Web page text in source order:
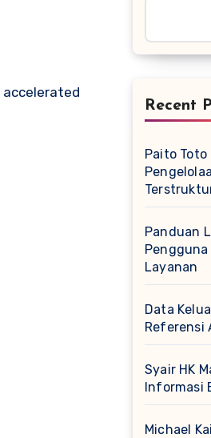
Recent
Paito
Panduan
Layanan
Data
Referensi
Syair HK
Informasi
Michael